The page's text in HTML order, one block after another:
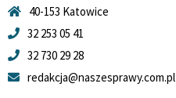
40-153 Katowice
32 253 05 41
32 730 29 28
redakcja@naszesprawy.com.pl